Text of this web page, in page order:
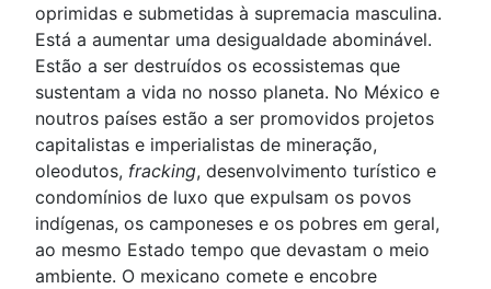
oprimidas e submetidas à supremacia masculina.
Está a aumentar uma desigualdade abominável.
Estão a ser destruídos os ecossistemas que
sustentam a vida no nosso planeta. No México e
noutros países estão a ser promovidos projetos
capitalistas e imperialistas de mineração,
oleodutos, fracking, desenvolvimento turístico e
condomínios de luxo que expulsam os povos
indígenas, os camponeses e os pobres em geral,
ao mesmo Estado tempo que devastam o meio
ambiente. O mexicano comete e encobre